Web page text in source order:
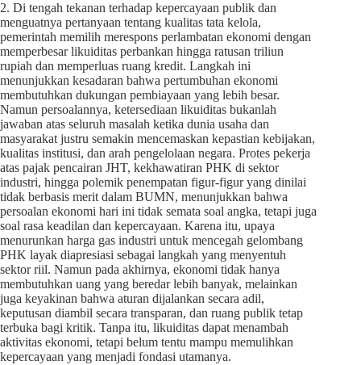
2. Di tengah tekanan terhadap kepercayaan publik dan
menguatnya pertanyaan tentang kualitas tata kelola,
pemerintah memilih merespons perlambatan ekonomi dengan
memperbesar likuiditas perbankan hingga ratusan triliun
rupiah dan memperluas ruang kredit. Langkah ini
menunjukkan kesadaran bahwa pertumbuhan ekonomi
membutuhkan dukungan pembiayaan yang lebih besar.
Namun persoalannya, ketersediaan likuiditas bukanlah
jawaban atas seluruh masalah ketika dunia usaha dan
masyarakat justru semakin mencemaskan kepastian kebijakan,
kualitas institusi, dan arah pengelolaan negara. Protes pekerja
atas pajak pencairan JHT, kekhawatiran PHK di sektor
industri, hingga polemik penempatan figur-figur yang dinilai
tidak berbasis merit dalam BUMN, menunjukkan bahwa
persoalan ekonomi hari ini tidak semata soal angka, tetapi juga
soal rasa keadilan dan kepercayaan. Karena itu, upaya
menurunkan harga gas industri untuk mencegah gelombang
PHK layak diapresiasi sebagai langkah yang menyentuh
sektor riil. Namun pada akhirnya, ekonomi tidak hanya
membutuhkan uang yang beredar lebih banyak, melainkan
juga keyakinan bahwa aturan dijalankan secara adil,
keputusan diambil secara transparan, dan ruang publik tetap
terbuka bagi kritik. Tanpa itu, likuiditas dapat menambah
aktivitas ekonomi, tetapi belum tentu mampu memulihkan
kepercayaan yang menjadi fondasi utamanya.